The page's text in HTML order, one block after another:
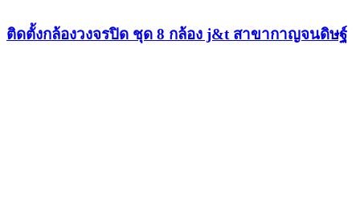
ติดตั้งกล้องวงจรปิด ชุด 8 กล้อง j&t สาขากาญจนดิษฐ์